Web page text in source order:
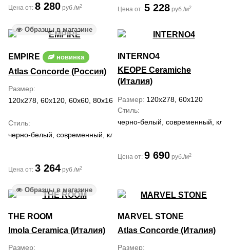
Цена от: 8 280 руб./м2 Цена от: 5 228 руб./м2
Образцы в магазине
EMPIRE новинка
Atlas Concorde (Россия)
Размер
120x278, 60x120, 60x60, 80x160
Стиль
черно-белый, современный, классический, ар деко
Цена от: 3 264 руб./м2
INTERNO4
KEOPE Ceramiche
(Италия)
Размер 120x278, 60x120
Стиль
черно-белый, современный,
Цена от: 9 690 руб./м2
Образцы в магазине
THE ROOM
Imola Ceramica (Италия)
Размер
MARVEL STONE
Atlas Concorde (Италия)
Размер